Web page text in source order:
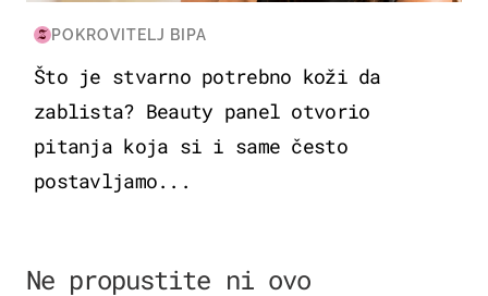
POKROVITELJ BIPA
Što je stvarno potrebno koži da
zablista? Beauty panel otvorio
pitanja koja si i same često
postavljamo...
Ne propustite ni ovo